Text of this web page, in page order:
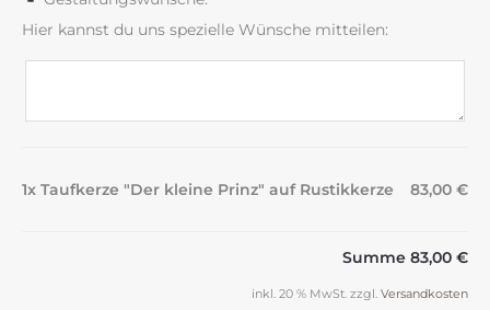
Hier kannst du uns spezielle Wünsche mitteilen:
1x Taufkerze "Der kleine Prinz" auf Rustikkerze 83,00 €
Summe 83,00 €
inkl. 20 % MwSt. zzgl. Versandkosten